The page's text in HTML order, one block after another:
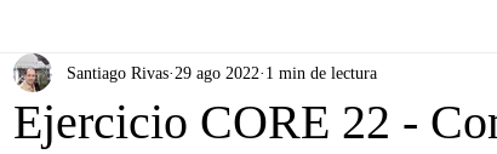
Ejercicio CORE 22 -
Santiago Rivas 29 ago 2022 1 min de lectura